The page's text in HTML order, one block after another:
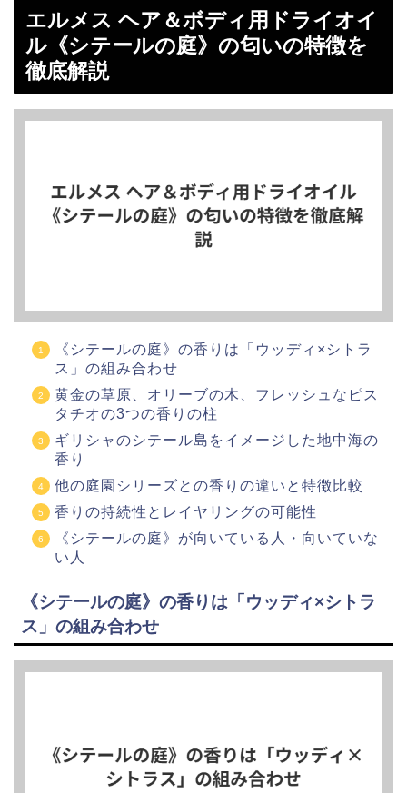
エルメス ヘア＆ボディ用ドライオイ
ル《シテールの庭》の匂いの特徴を
徹底解説
《シテールの庭》の香りは「ウッディ×シトラ
ス」の組み合わせ
黄金の草原、オリーブの木、フレッシュなピス
タチオの3つの香りの柱
ギリシャのシテール島をイメージした地中海の
香り
他の庭園シリーズとの香りの違いと特徴比較
香りの持続性とレイヤリングの可能性
《シテールの庭》が向いている人・向いていな
い人
《シテールの庭》の香りは「ウッディ×シトラ
ス」の組み合わせ